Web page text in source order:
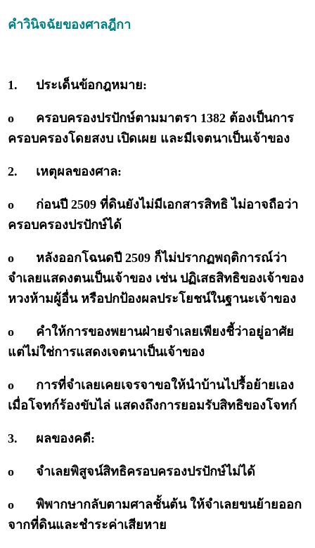
คำวินิจฉัยของศาลฎีกา
1. ประเด็นข้อกฎหมาย:
o
ครอบครองปรปักษ์ตามมาตรา 1382 ต้องเป็นการ
ครอบครองโดยสงบ เปิดเผย และมีเจตนาเป็นเจ้าของ
2. เหตุผลของศาล:
o
ก่อนปี 2509 ที่ดินยังไม่มีเอกสารสิทธิ ไม่อาจถือว่า
ครอบครองปรปักษ์ได้
o
หลังออกโฉนดปี 2509 ก็ไม่ปรากฏพฤติการณ์ว่า
จำเลยแสดงตนเป็นเจ้าของ เช่น ปฏิเสธสิทธิของเจ้าของ
หวงห้ามผู้อื่น หรือปกป้องผลประโยชน์ในฐานะเจ้าของ
o
คำให้การของพยานฝ่ายจำเลยเพียงชี้ว่าอยู่อาศัย
แต่ไม่ใช่การแสดงเจตนาเป็นเจ้าของ
o
การที่จำเลยเคยเจรจาขอให้นำบ้านไปรื้อย้ายเอง
เมื่อโจทก์ร้องขับไล่ แสดงถึงการยอมรับสิทธิของโจทก์
3. ผลของคดี:
o จำเลยพิสูจน์สิทธิครอบครองปรปักษ์ไม่ได้
o
พิพากษากลับตามศาลชั้นต้น ให้จำเลยขนย้ายออก
จากที่ดินและชำระค่าเสียหาย